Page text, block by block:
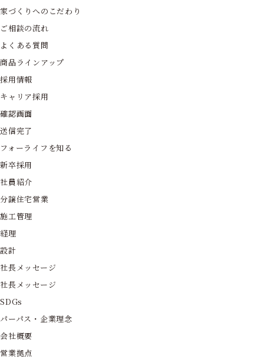
家づくりへのこだわり
ご相談の流れ
よくある質問
商品ラインアップ
採用情報
キャリア採用
確認画面
送信完了
フォーライフを知る
新卒採用
社員紹介
分譲住宅営業
施工管理
経理
設計
社長メッセージ
社長メッセージ
SDGs
パーパス・企業理念
会社概要
営業拠点